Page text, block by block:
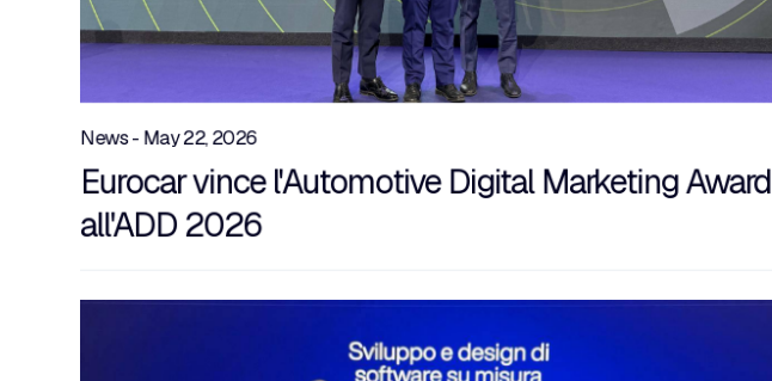
News - May 22, 2026
Eurocar vince l'Automotive Digital Marketing Award
all'ADD 2026